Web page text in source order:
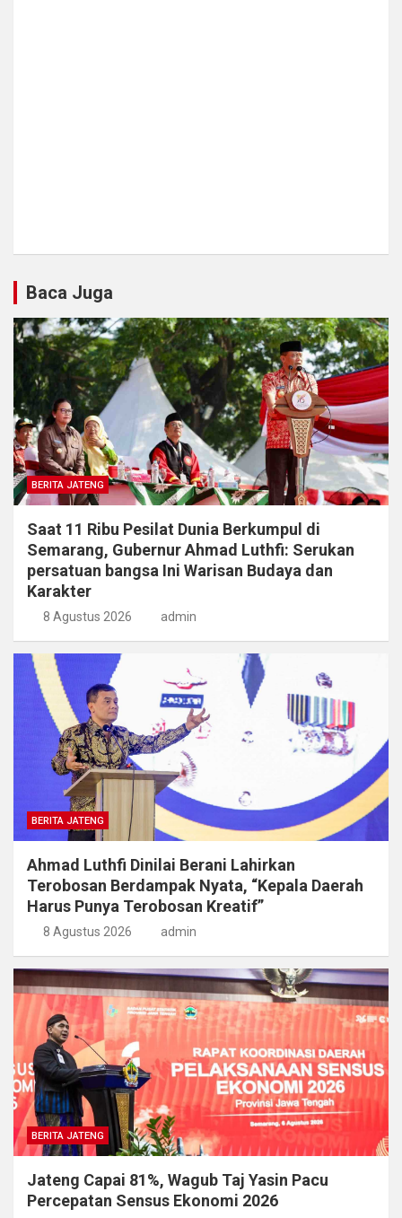
Baca Juga
BERITA JATENG
Saat 11 Ribu Pesilat Dunia Berkumpul di
Semarang, Gubernur Ahmad Luthfi: Serukan
persatuan bangsa Ini Warisan Budaya dan
Karakter
8 Agustus 2026 admin
BERITA JATENG
Ahmad Luthfi Dinilai Berani Lahirkan
Terobosan Berdampak Nyata, “Kepala Daerah
Harus Punya Terobosan Kreatif”
8 Agustus 2026 admin
BERITA JATENG
Jateng Capai 81%, Wagub Taj Yasin Pacu
Percepatan Sensus Ekonomi 2026